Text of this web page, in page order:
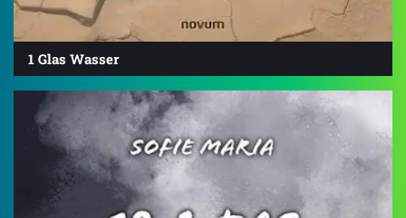
1 Glas Wasser